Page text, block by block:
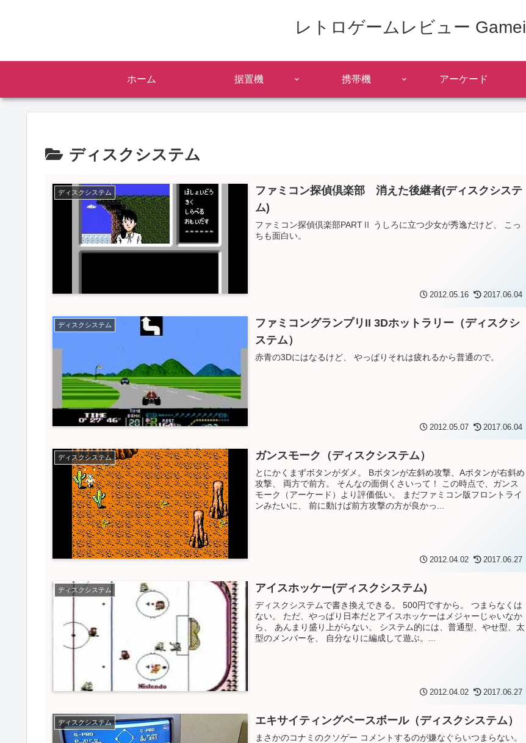
レトロゲームレビュー Gamei
ホーム 据置機 携帯機 アーケード
ディスクシステム
ディスクシステム
ファミコン探偵倶楽部 消えた後継者(ディスクシステ
ム)
ファミコン探偵倶楽部PARTⅡ うしろに立つ少女が秀逸だけど、 こっ
ちも面白い。
2012.05.16 2017.06.04
ディスクシステム
ファミコングランプリII 3Dホットラリー（ディスクシ
ステム）
赤青の3Dにはなるけど、 やっぱりそれは疲れるから普通ので。
2012.05.07 2017.06.04
ディスクシステム ガンスモーク（ディスクシステム）
とにかくまずボタンがダメ。 Bボタンが左斜め攻撃、Aボタンが右斜め
攻撃、 両方で前方。 そんなの面倒くさいって！ この時点で、ガンス
モーク（アーケード）より評価低い。 まだファミコン版フロントライ
ンみたいに、 前に動けば前方攻撃の方が良かっ...
2012.04.02 2017.06.27
ディスクシステム アイスホッケー(ディスクシステム)
ディスクシステムで書き換えできる。 500円ですから。 つまらなくは
ない。 ただ、やっぱり日本だとアイスホッケーはメジャーじゃいなか
ら、 あんまり盛り上がらない。 システム的には、普通型、やせ型、太
型のメンバーを、 自分なりに編成して遊ぶ。...
2012.04.02 2017.06.27
ディスクシステム エキサイティングベースボール（ディスクシステム）
まさかのコナミのクソゲー コメントするのが嫌なぐらいつまらない。